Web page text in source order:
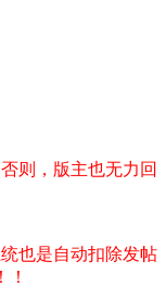
则，版主也无力回
也是自动扣除发帖